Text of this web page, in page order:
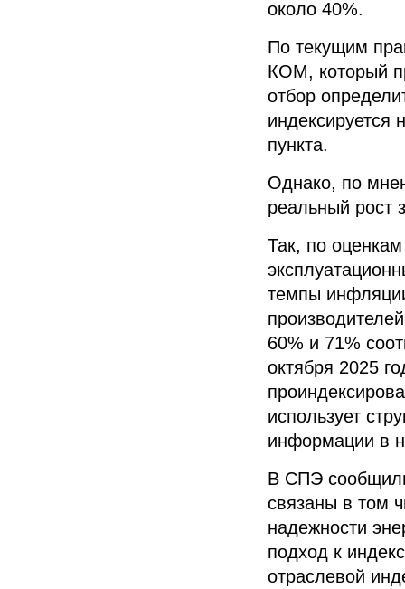
около 40%.
По текущим
КОМ, который
отбор
индексируется
пункта.
Однако, по
реальный рост
Так, по
темпы
60% и 71%
октября 2025
использует
информации в
В СПЭ
связаны в том
надежности
подход к
отраслевой